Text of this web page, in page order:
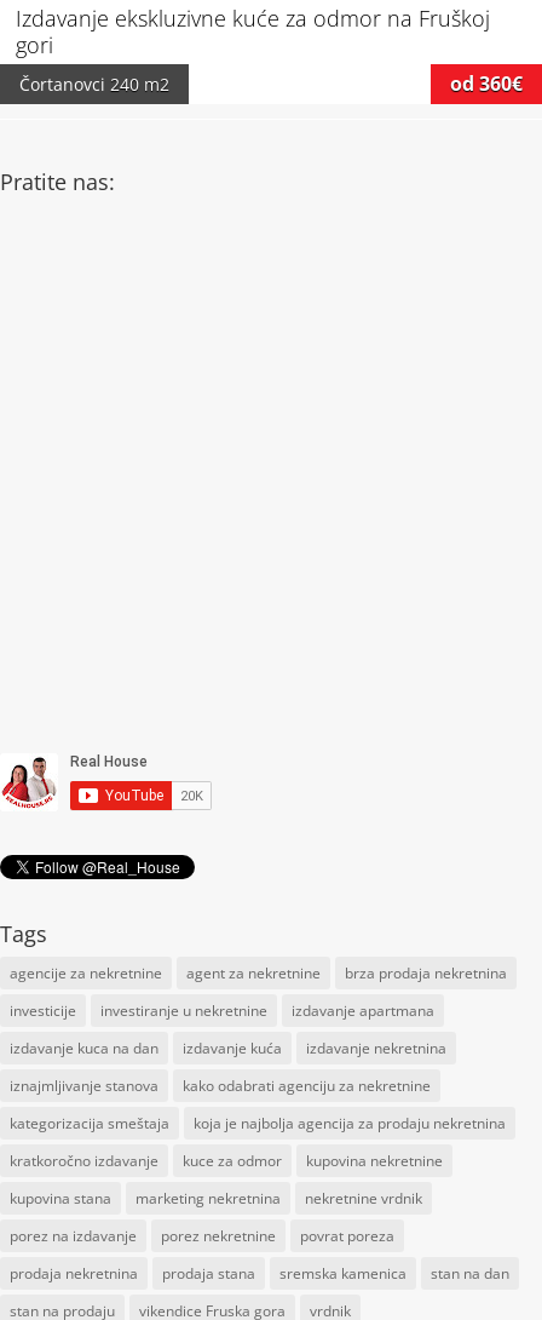
Izdavanje ekskluzivne kuće za odmor na Fruškoj
gori
Čortanovci 240 m2 od 360€
Pratite nas:
Tags
agencije za nekretnine agent za nekretnine
brza prodaja nekretnina
investicije
investiranje u nekretnine
izdavanje apartmana
izdavanje kuca na dan
izdavanje kuća
izdavanje nekretnina
iznajmljivanje stanova
kako odabrati agenciju za nekretnine
kategorizacija smeštaja
koja je najbolja agencija za prodaju nekretnina
kratkoročno izdavanje
kuce za odmor
kupovina nekretnine
kupovina stana
marketing nekretnina
nekretnine vrdnik
porez na izdavanje
porez nekretnine
povrat poreza
prodaja nekretnina
prodaja stana sremska kamenica
stan na dan
stan na prodaju
vikendice Fruska gora vrdnik